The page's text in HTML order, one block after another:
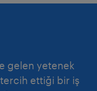
gelen yetenek
ettiği bir iş